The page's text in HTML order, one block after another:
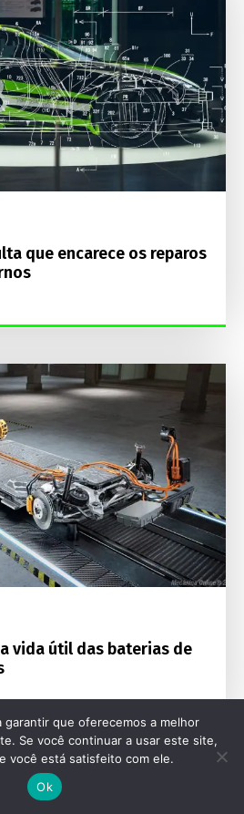
que encarece os reparos
vida útil das baterias de
garantir que oferecemos a melhor
Se você continuar a usar este site,
você está satisfeito com ele.
Ok